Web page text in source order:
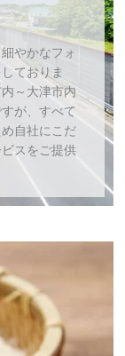
やかなフォ
ておりま
～大津市内
が、すべて
自社にこだ
スをご提供